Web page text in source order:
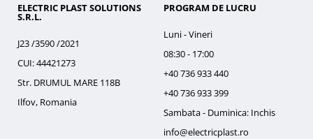
ELECTRIC PLAST SOLUTIONS
S.R.L.
J23 /3590 /2021
CUI: 44421273
Str. DRUMUL MARE 118B
Ilfov, Romania
PROGRAM DE LUCRU
Luni - Vineri
08:30 - 17:00
+40 736 933 440
+40 736 933 399
Sambata - Duminica: Inchis
info@electricplast.ro